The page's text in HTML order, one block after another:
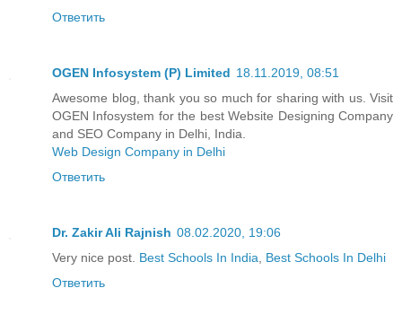
Ответить
OGEN Infosystem (P) Limited 18.11.2019, 08:51
Awesome blog, thank you so much for sharing with us. Visit
OGEN Infosystem for the best Website Designing Company
and SEO Company in Delhi, India.
Web Design Company in Delhi
Ответить
Dr. Zakir Ali Rajnish 08.02.2020, 19:06
Very nice post. Best Schools In India
Best Schools In Delhi
Ответить